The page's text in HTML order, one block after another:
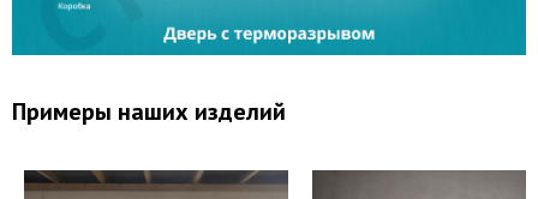
Примеры наших изделий